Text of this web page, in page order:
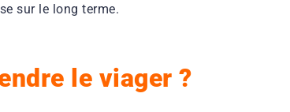
sur le long terme.
le viager ?